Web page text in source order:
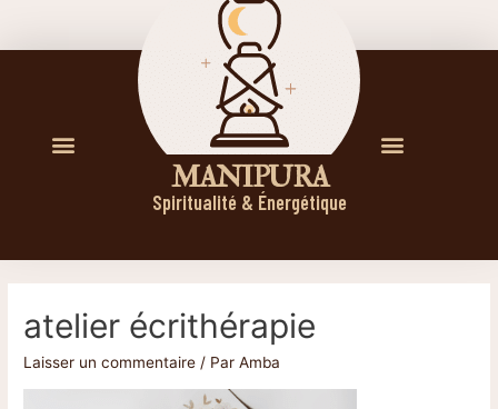
M A N I P U R A
Spiritualité & Énergétique
atelier écrithérapie
Laisser un commentaire / ParAmba